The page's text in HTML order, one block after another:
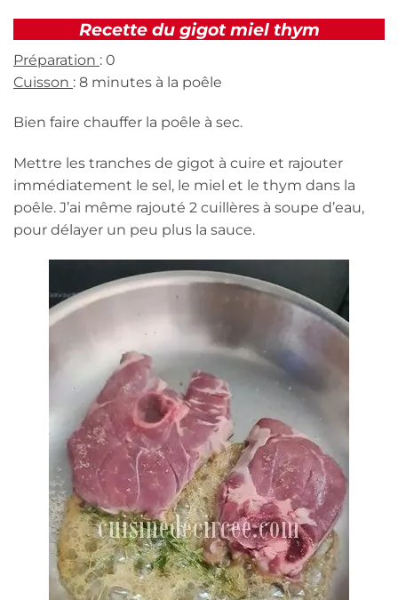
Recette du gigot miel thym
Préparation : 0
Cuisson : 8 minutes à la poêle
Bien faire chauffer la poêle à sec.
Mettre les tranches de gigot à cuire et rajouter
immédiatement le sel, le miel et le thym dans la
poêle. J’ai même rajouté 2 cuillères à soupe d’eau,
pour délayer un peu plus la sauce.